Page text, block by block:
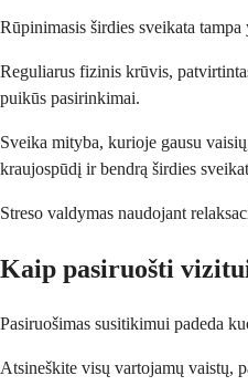
Rūpinimasis širdies sveikata
Reguliarus fizinis krūvis,
puikūs pasirinkimai.
Sveika mityba, kurioje gausu
kraujospūdį ir bendrą širdies
Streso valdymas naudojant
Kaip pasiruošti
Pasiruošimas susitikimui padeda
Atsineškite visų vartojamų vaistų,